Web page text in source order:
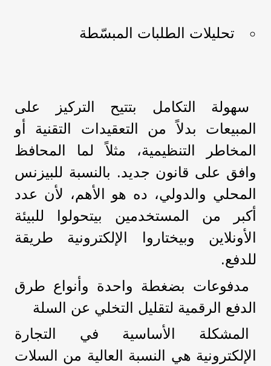
تحليلات الطلبات المبسّطة
سهولة التكامل بتتيح التركيز على
المبيعات بدلاً من التعقيدات التقنية أو
المخاطر التنظيمية، مثلاً لما المحافظ
وافق على قانون جديد. بالنسبة للبيزنس
المحلي والدولي، ده هو الأهم، لأن عدد
أكبر من المستخدمين بيتحولوا للبيئة
الأونلاين وبيختاروا الإلكترونية طريقة
للدفع.
مدفوعات بضغطة واحدة وأنواع طرق
الدفع الرقمية لتقليل التخلي عن السلة
المشكلة الأساسية في التجارة
الإلكترونية هي النسبة العالية من السلات